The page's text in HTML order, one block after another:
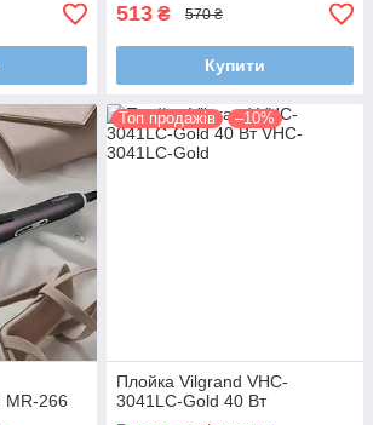
513 ₴ 570 ₴
Купити
MR-266
Топ продажів –10%
Плойка Vilgrand VHC-
3041LC-Gold 40 Вт